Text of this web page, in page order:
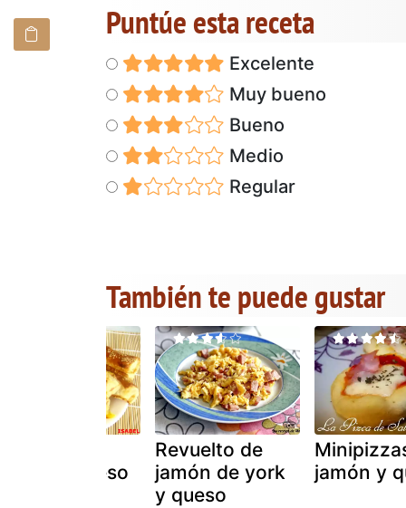
Puntúe esta receta
Excelente
Muy bueno
Bueno
Medio
Regular
También te puede gustar
y queso
Revuelto de
jamón de york
y queso
jamón y